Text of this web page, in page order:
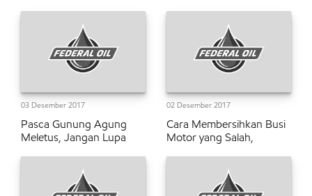
03 Desember 2017
Pasca Gunung Agung
Meletus, Jangan Lupa
02 Desember 2017
Cara Membersihkan Busi
Motor yang Salah,